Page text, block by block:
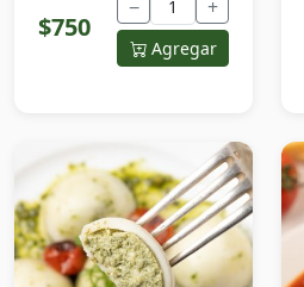
$750
− +
Agregar